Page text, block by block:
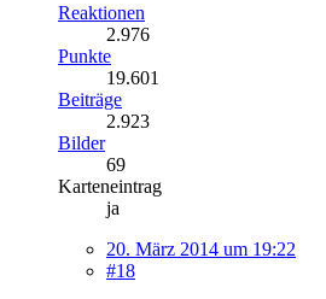
Reaktionen
2.976
Punkte
19.601
Beiträge
2.923
Bilder
69
Karteneintrag
ja
20. März 2014 um 19:22
#18